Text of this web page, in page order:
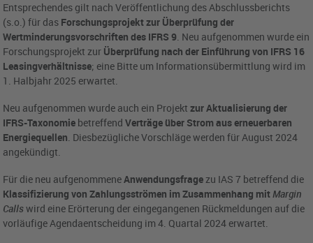
Entsprechendes gilt nach Veröffentlichung des Abschlussberichts
(s.o.) für das Forschungsprojekt zur Überprüfung der
Wertminderungsvorschriften des IFRS 9. Neu aufgenommen wurde ein
Forschungsprojekt zur Überprüfung nach der Einführung von IFRS 16
Leasingverhältnisse; eine Bitte um Informationsübermittlung wird im
1. Halbjahr 2025 erwartet.
Neu aufgenommen wurde auch ein Projektzur Aktualisierung der
IFRS-Taxonomie betreffendVerträge über Strom aus erneuerbaren
Energiequellen. Diesbezügliche Vorschläge werden für August 2024
angekündigt.
Für die neu aufgenommeneAnwendungsfragezu IAS 7 betreffend die
Klassifizierung von Zahlungsströmen im Zusammenhang mitMargin
Callswird eine Erörterung der eingegangenen Rückmeldungen auf die
vorläufige Agendaentscheidung im 4. Quartal 2024 erwartet.